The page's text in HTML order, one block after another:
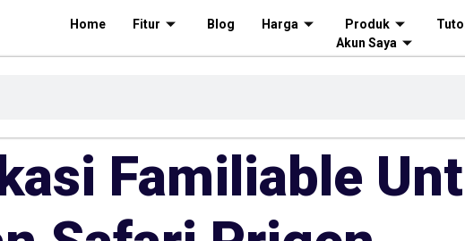
Home Fitur Blog Harga Produk
Akun Saya
Familiable